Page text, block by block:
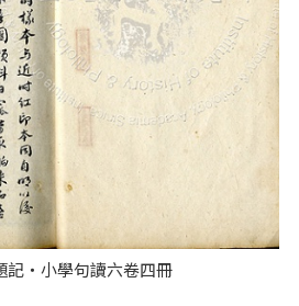
記‧小學句讀六卷四冊